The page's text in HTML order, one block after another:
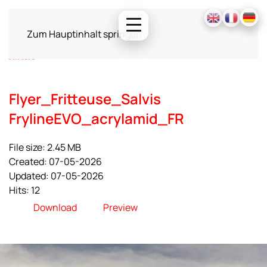
Zum Hauptinhalt springen
Flyer_Fritteuse_Salvis
FrylineEVO_acrylamid_FR
File size: 2.45 MB
Created: 07-05-2026
Updated: 07-05-2026
Hits: 12
Download
Preview